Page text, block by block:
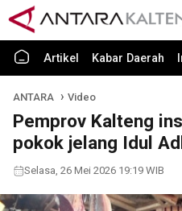
Artikel Kabar Daerah
ANTARA Video
Pemprov Kalteng
pokok jelang Idul
Selasa, 26 Mei 2026 19:19 WIB